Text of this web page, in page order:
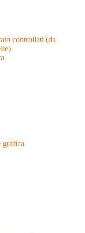
controllati (da
grafica